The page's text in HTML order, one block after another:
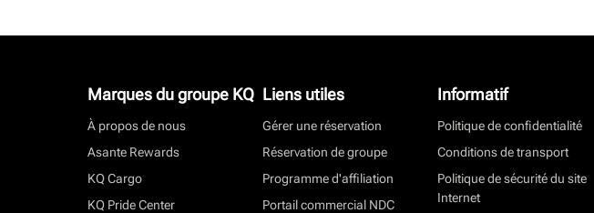
Marques du groupe KQ
À propos de nous
Asante Rewards
KQ Cargo
KQ Pride Center
Liens utiles
Gérer une réservation
Réservation de groupe
Programme d'affiliation
Portail commercial NDC
Informatif
Politique de confidentialité
Conditions de transport
Politique de sécurité du site
Internet